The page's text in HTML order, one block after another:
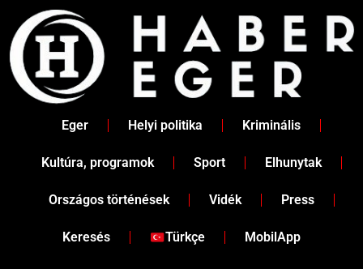
content
Eger Helyi politika Kriminális
Kultúra, programok Sport Elhunytak
Országos történések Vidék Press
Keresés Türkçe MobilApp